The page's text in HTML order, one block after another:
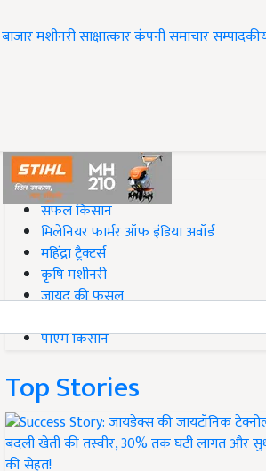
बाजारमशीनरीसाक्षात्कारकंपनी समाचार
#Top on Krishi Jagran
सफल किसान
मिलेनियर फार्मर ऑफ इंडिया अवॉर्ड
महिंद्रा ट्रैक्टर्स
कृषि मशीनरी
जायद की फसल
पीएम किसान
Top Stories